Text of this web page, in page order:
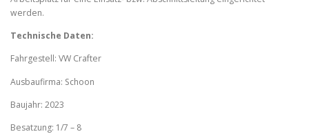
werden.
Technische Daten:
Fahrgestell: VW Crafter
Ausbaufirma: Schoon
Baujahr: 2023
Besatzung: 1/7 – 8